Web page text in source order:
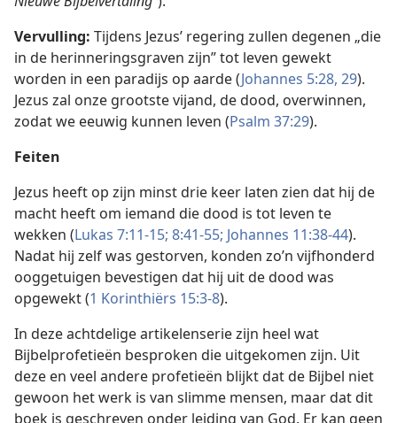
Vervulling: Tijdens Jezus’ regering zullen degenen „die
in de herinneringsgraven zijn” tot leven gewekt
worden in een paradijs op aarde (Johannes 5:28, 29).
Jezus zal onze grootste vijand, de dood, overwinnen,
zodat we eeuwig kunnen leven (Psalm 37:29).
Feiten
Jezus heeft op zijn minst drie keer laten zien dat hij de
macht heeft om iemand die dood is tot leven te
wekken (Lukas 7:11-15; 8:41-55; Johannes 11:38-44).
Nadat hij zelf was gestorven, konden zo’n vijfhonderd
ooggetuigen bevestigen dat hij uit de dood was
opgewekt (1 Korinthiërs 15:3-8).
In deze achtdelige artikelenserie zijn heel wat
Bijbelprofetieën besproken die uitgekomen zijn. Uit
deze en veel andere profetieën blijkt dat de Bijbel niet
gewoon het werk is van slimme mensen, maar dat dit
boek is geschreven onder leiding van God. Er kan geen